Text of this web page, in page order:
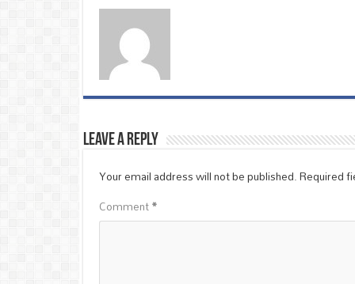
Leave a Reply
Your email address will not be published.Required
Comment*